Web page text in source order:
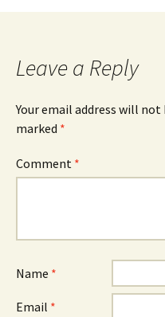
Leave a Reply
Your email address will not
marked *
Comment *
Name *
Email *